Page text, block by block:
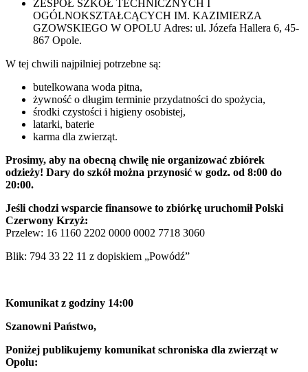
ZESPÓŁ SZKÓŁ TECHNICZNYCH I
OGÓLNOKSZTAŁCĄCYCH IM. KAZIMIERZA
GZOWSKIEGO W OPOLU Adres: ul. Józefa Hallera 6, 45-
867 Opole.
W tej chwili najpilniej potrzebne są:
butelkowana woda pitna,
żywność o długim terminie przydatności do spożycia,
środki czystości i higieny osobistej,
latarki, baterie
karma dla zwierząt.
Prosimy, aby na obecną chwilę nie organizować zbiórek
odzieży! Dary do szkół można przynosić w godz. od 8:00 do
20:00.
Jeśli chodzi wsparcie finansowe to zbiórkę uruchomił Polski
Czerwony Krzyż:
Przelew: 16 1160 2202 0000 0002 7718 3060
Blik: 794 33 22 11 z dopiskiem „Powódź”
Komunikat z godziny 14:00
Szanowni Państwo,
Poniżej publikujemy komunikat schroniska dla zwierząt w
Opolu: